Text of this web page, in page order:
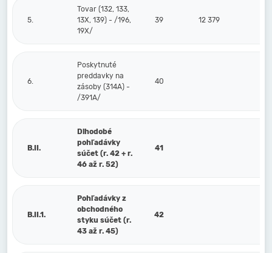
5.
Tovar (132, 133,
13X, 139) - /196,
19X/
39 12 379
6.
Poskytnuté
preddavky na
zásoby (314A) -
/391A/
40
B.II.
Dlhodobé
pohľadávky
súčet (r. 42 + r.
46 až r. 52)
41
B.II.1.
Pohľadávky z
obchodného
styku súčet (r.
43 až r. 45)
42